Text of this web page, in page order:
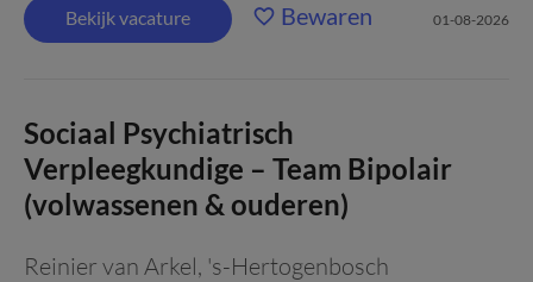
Bekijk vacature Bewaren 01-08-2026
Sociaal Psychiatrisch
Verpleegkundige – Team Bipolair
(volwassenen & ouderen)
Reinier van Arkel, 's-Hertogenbosch